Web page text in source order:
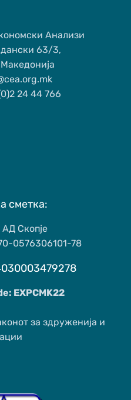
Анализи
63/3,
24 44 766
сметка:
Скопје
0576306101-78
EXPCMK22
за здруженија и